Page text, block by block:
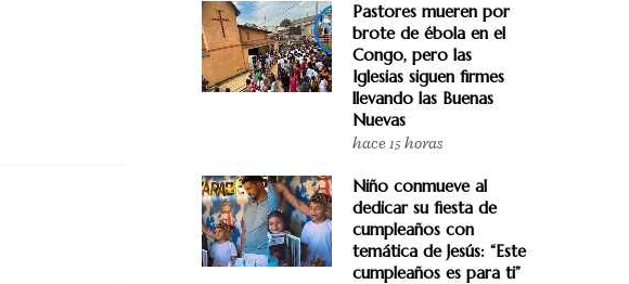
Pastores mueren por
brote de ébola en el
Congo, pero las
Iglesias siguen firmes
llevando las Buenas
Nuevas
hace 15 horas
Niño conmueve al
dedicar su fiesta de
cumpleaños con
temática de Jesús: “Este
cumpleaños es para ti”